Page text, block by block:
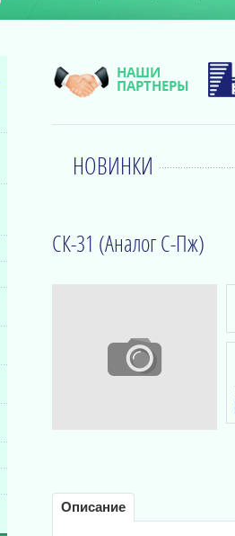
НАШИ
ПАРТНЕРЫ
НОВИНКИ
СК-31 (Аналог С-Пж)
Описание